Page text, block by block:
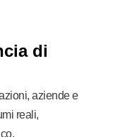
di
aziende e
reali,